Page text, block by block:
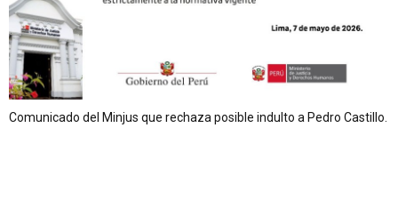
Comunicado del Minjus que rechaza posible indulto a Pedro Castillo.